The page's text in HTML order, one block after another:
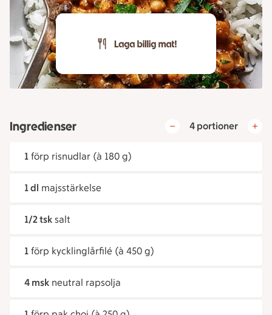
Ingredienser 4 portioner
1 förp risnudlar (à 180 g)
1 dl majsstärkelse
1/2 tsk salt
1 förp kycklinglårfilé (à 450 g)
4 msk neutral rapsolja